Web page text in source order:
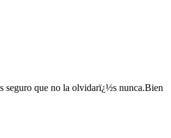
seguro que no la olvidarï¿½s nunca.Bien